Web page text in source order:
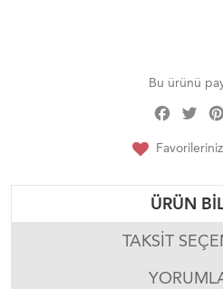
Bu ürünü
Facebook
ÜRÜN
TAKSIT